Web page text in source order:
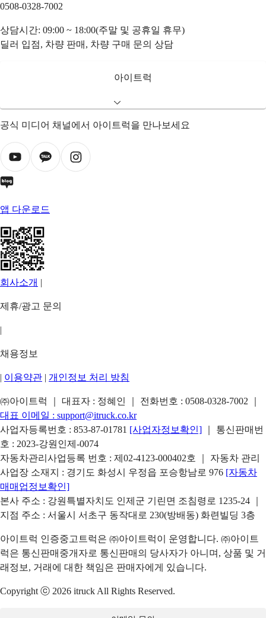
0508-0328-7002
상담시간: 09:00 ~ 18:00(주말 및 공휴일 휴무)
딜러 입점, 차량 판매, 차량 구매 문의 상담
아이트럭
공식 미디어 채널에서 아이트럭을 만나보세요
앱 다운로드
회사소개 |
제휴/광고 문의
|
채용정보
| 이용약관 | 개인정보 처리 방침
㈜아이트럭 ｜ 대표자 : 정혜인 ｜ 전화번호 : 0508-0328-7002
대표 이메일 : support@itruck.co.kr
사업자등록번호 : 853-87-01781 [사업자정보확인]
｜ 통신판매번
호 : 2023-강원인제-0074
자동차관리사업등록 번호 : 제02-4123-000402호 ｜ 자동차 관리
사업장 소재지 : 경기도 화성시 우정읍 포승항남로 976 [자동차
매매업정보확인]
본사 주소 : 강원특별자치도 인제군 기린면 조침령로 1235-24 ｜
지점 주소 : 서울시 서초구 동작대로 230(방배동) 화련빌딩 3층
아이트럭 인증중고트럭은 ㈜아이트럭이 운영합니다. ㈜아이트
럭은 통신판매중개자로 통신판매의 당사자가 아니며, 상품 및 거
래정보, 거래에 대한 책임은 판매자에게 있습니다.
Copyright ⓒ 2026 itruck All Rights Reserved.